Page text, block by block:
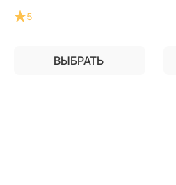
квартиру
5
ВЫБРАТЬ